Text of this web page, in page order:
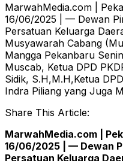
MarwahMedia.com |
16/06/2025 | — Dewan
Persatuan Keluarga
Musyawarah Cabang
Mangga Pekanbaru
Muscab, Ketua DPD
Sidik, S.H,M.H,Ketua
Indra Piliang yang Juga
Share This Article:
MarwahMedia.com |
16/06/2025 | — Dewan
Persatuan Keluarga